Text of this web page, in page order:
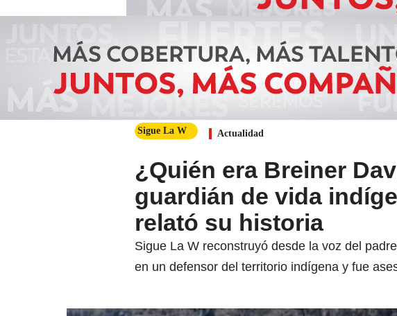
Sigue La W Actualidad
¿Quién era Breiner
guardián de vida
relató su historia
Sigue La W reconstruyó desde la voz del
en un defensor del territorio indígena y fue